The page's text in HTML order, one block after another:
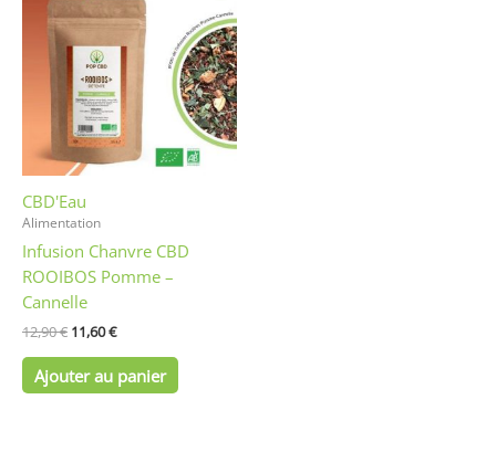
CBD'Eau
Alimentation
Infusion Chanvre CBD
ROOIBOS Pomme –
Cannelle
12,90€
initial
était :
12,90 €.
11,60€
actuel
est :
11,60 €.
Ajouter au panier